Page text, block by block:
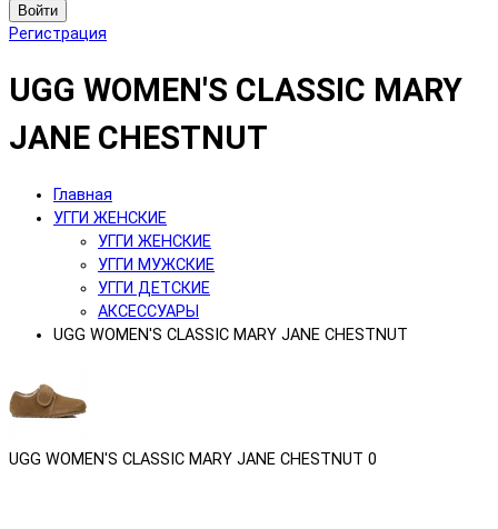
Войти
Регистрация
UGG WOMEN'S CLASSIC MARY
JANE CHESTNUT
Главная
УГГИ ЖЕНСКИЕ
УГГИ ЖЕНСКИЕ
УГГИ МУЖСКИЕ
УГГИ ДЕТСКИЕ
АКСЕССУАРЫ
UGG WOMEN'S CLASSIC MARY JANE CHESTNUT
UGG WOMEN'S CLASSIC MARY JANE CHESTNUT 0